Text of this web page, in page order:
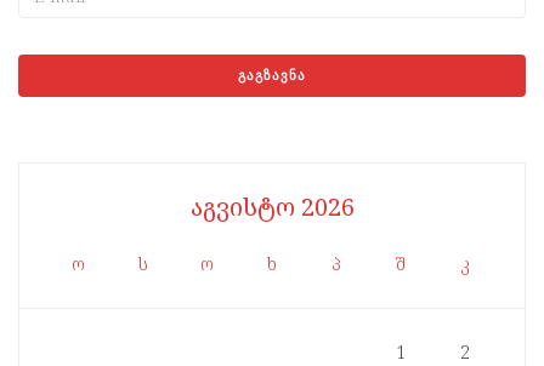
აგვისტო 2026
ო ს ო ხ პ შ კ
1 2